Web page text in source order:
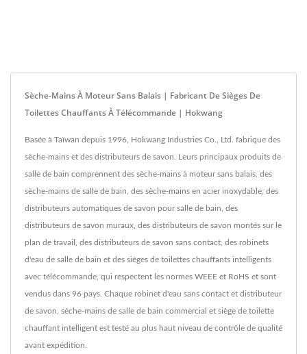
Sèche-Mains À Moteur Sans Balais | Fabricant De Sièges De
Toilettes Chauffants À Télécommande | Hokwang
Basée à Taïwan depuis 1996, Hokwang Industries Co., Ltd. fabrique des
sèche-mains et des distributeurs de savon. Leurs principaux produits de
salle de bain comprennent des sèche-mains à moteur sans balais, des
sèche-mains de salle de bain, des sèche-mains en acier inoxydable, des
distributeurs automatiques de savon pour salle de bain, des
distributeurs de savon muraux, des distributeurs de savon montés sur le
plan de travail, des distributeurs de savon sans contact, des robinets
d'eau de salle de bain et des sièges de toilettes chauffants intelligents
avec télécommande, qui respectent les normes WEEE et RoHS et sont
vendus dans 96 pays. Chaque robinet d'eau sans contact et distributeur
de savon, sèche-mains de salle de bain commercial et siège de toilette
chauffant intelligent est testé au plus haut niveau de contrôle de qualité
avant expédition.